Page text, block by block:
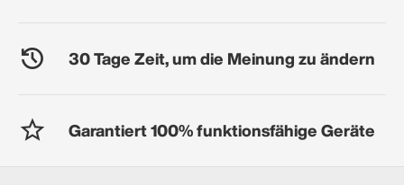
30 Tage Zeit, um die Meinung zu ändern
Garantiert 100% funktionsfähige Geräte